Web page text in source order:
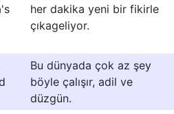
her dakika yeni bir fikirle
çıkageliyor.
Bu dünyada çok az şey
böyle çalışır, adil ve
düzgün.